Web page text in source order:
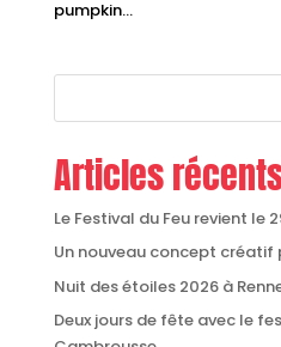
pumpkin...
Articles
Le Festival du Feu revient le
Un nouveau concept créatif
Nuit des étoiles 2026 à
Deux jours de fête avec le